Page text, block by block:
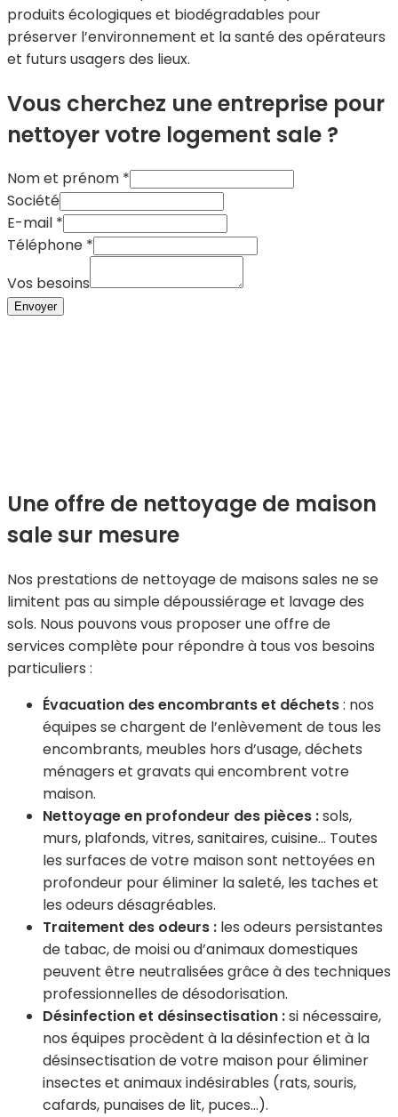
produits écologiques et biodégradables pour
préserver l’environnement et la santé des opérateurs
et futurs usagers des lieux.
Vous cherchez une entreprise pour
nettoyer votre logement sale ?
Nom et prénom *
Société
E-mail *
Nom
E-
mail
Téléphone *
Vos besoins
Envoyer
Une offre de nettoyage de maison
sale sur mesure
Nos prestations de nettoyage de maisons sales ne se
limitent pas au simple dépoussiérage et lavage des
sols. Nous pouvons vous proposer une offre de
services complète pour répondre à tous vos besoins
particuliers :
Évacuation des encombrants et déchets: nos
équipes se chargent de l’enlèvement de tous les
encombrants, meubles hors d’usage, déchets
ménagers et gravats qui encombrent votre
maison.
Nettoyage en profondeur des pièces :sols,
murs, plafonds, vitres, sanitaires, cuisine… Toutes
les surfaces de votre maison sont nettoyées en
profondeur pour éliminer la saleté, les taches et
les odeurs désagréables.
Traitement des odeurs : les odeurs persistantes
de tabac, de moisi ou d’animaux domestiques
peuvent être neutralisées grâce à des techniques
professionnelles de désodorisation.
Désinfection et désinsectisation :si nécessaire,
nos équipes procèdent à la désinfection et à la
désinsectisation de votre maison pour éliminer
insectes et animaux indésirables (rats, souris,
cafards, punaises de lit, puces…).